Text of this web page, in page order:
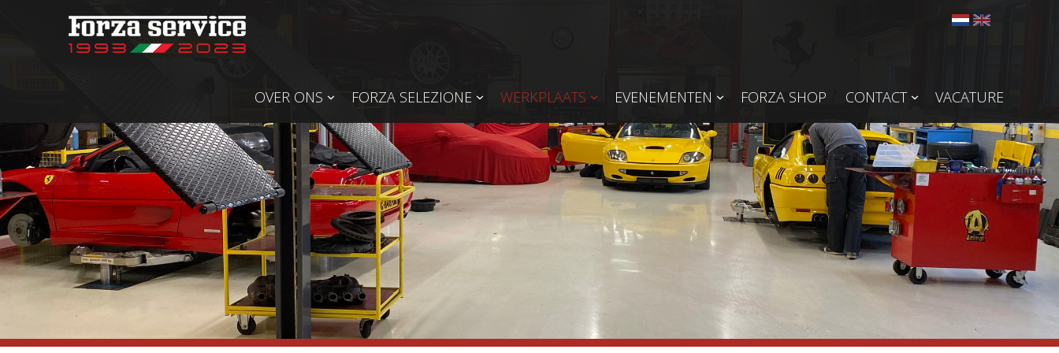
OVER ONS FORZA SELEZIONE WERKPLAATS EVENEMENTEN FORZA SHOP CONTACT VACATURE